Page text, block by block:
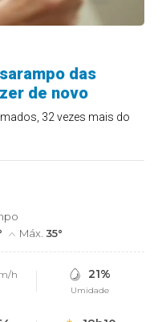
das
de novo
32 vezes mais do
Máx.35°
h 21%
Umidade